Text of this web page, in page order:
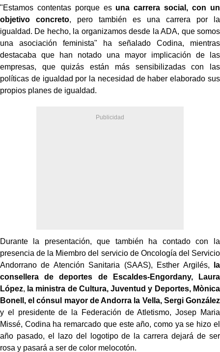
"Estamos contentas porque es una carrera social, con un
objetivo concreto, pero también es una carrera por la
igualdad. De hecho, la organizamos desde la ADA, que somos
una asociación feminista" ha señalado Codina, mientras
destacaba que han notado una mayor implicación de las
empresas, que quizás están más sensibilizadas con las
políticas de igualdad por la necesidad de haber elaborado sus
propios planes de igualdad.
Durante la presentación, que también ha contado con la
presencia de la Miembro del servicio de Oncología del Servicio
Andorrano de Atención Sanitaria (SAAS), Esther Argilés,
la
consellera de deportes de Escaldes-Engordany, Laura
López, la ministra de Cultura, Juventud y Deportes, Mònica
Bonell, el cónsul
mayor de Andorra la Vella, Sergi González
y el presidente de la Federación de Atletismo, Josep Maria
Missé, Codina ha remarcado que este año, como ya se hizo el
año pasado, el lazo del logotipo de la carrera dejará de ser
rosa y pasará a ser de color melocotón.